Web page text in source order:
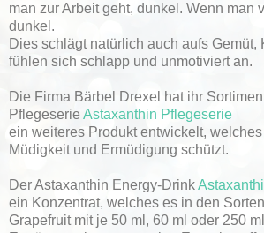
man zur Arbeit geht, dunkel. Wenn man
dunkel.
Dies schlägt natürlich auch aufs Gemüt,
fühlen sich schlapp und unmotiviert an.
Die Firma Bärbel Drexel hat ihr
PflegeserieAstaxanthin Pflegeserie
ein weiteres Produkt entwickelt,
Müdigkeit und Ermüdigung schützt.
Der Astaxanthin Energy-Drink
ein Konzentrat, welches es in den
Grapefruit mit je 50 ml, 60 ml oder 250